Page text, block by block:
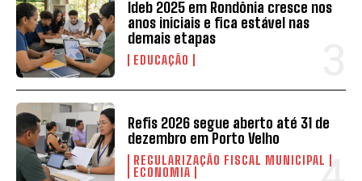
Ideb 2025 em Rondônia cresce nos
anos iniciais e fica estável nas
demais etapas
EDUCAÇÃO
Refis 2026 segue aberto até 31 de
dezembro em Porto Velho
REGULARIZAÇÃO FISCAL MUNICIPAL
ECONOMIA